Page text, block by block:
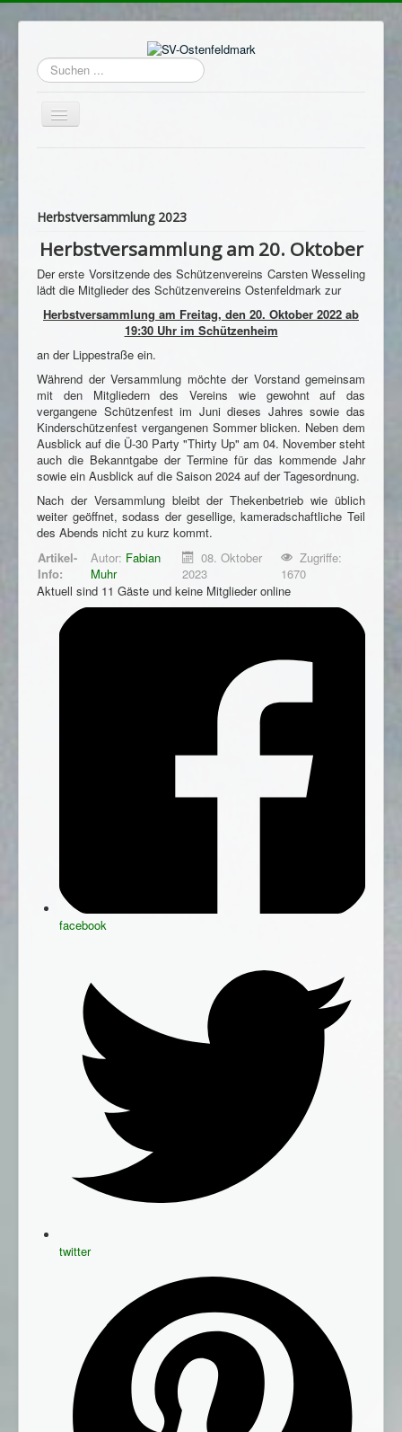
Suchen
...
Navigation
an/aus
Termine
Hauptverein
Avantgarde
Sportschützen
Schützenheim
Archiv
Impressum
Datenschutzhinweis
Herbstversammlung 2023
Herbstversammlung am 20. Oktober
Der erste Vorsitzende des Schützenvereins Carsten Wesseling
lädt die Mitglieder des Schützenvereins Ostenfeldmark zur
Herbstversammlung am Freitag, den 20. Oktober 2022 ab
19:30 Uhr im Schützenheim
an der Lippestraße ein.
Während der Versammlung möchte der Vorstand gemeinsam
mit den Mitgliedern des Vereins wie gewohnt auf das
vergangene Schützenfest im Juni dieses Jahres sowie das
Kinderschützenfest vergangenen Sommer blicken. Neben dem
Ausblick auf die Ü-30 Party "Thirty Up" am 04. November steht
auch die Bekanntgabe der Termine für das kommende Jahr
sowie ein Ausblick auf die Saison 2024 auf der Tagesordnung.
Nach der Versammlung bleibt der Thekenbetrieb wie üblich
weiter geöffnet, sodass der gesellige, kameradschaftliche Teil
des Abends nicht zu kurz kommt.
Artikel-
Info:
Autor: Fabian
Muhr
08. Oktober
2023
Zugriffe:
1670
Aktuell sind 11 Gäste und keine Mitglieder online
facebook
twitter